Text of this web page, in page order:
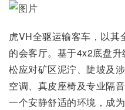
虎VH全驱运输客车，以其
的会客厅。基于4x2底盘
松应对矿区泥泞、陡坡及
空调、真皮座椅及专业隔
一个安静舒适的环境，成